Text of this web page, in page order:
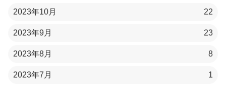
2023年10月 22
2023年9月 23
2023年8月 8
2023年7月 1